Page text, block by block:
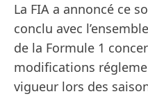
La FIA a annoncé ce
conclu avec
de la Formule 1
modifications
vigueur lors des